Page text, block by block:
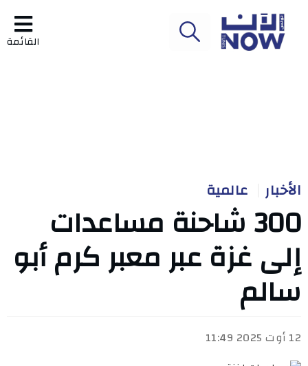
القائمة
الأخبار عالمية
300 شاحنة مساعدات
إلى غزة عبر معبر كرم أبو
سالم
12 أوت 2025 11:49